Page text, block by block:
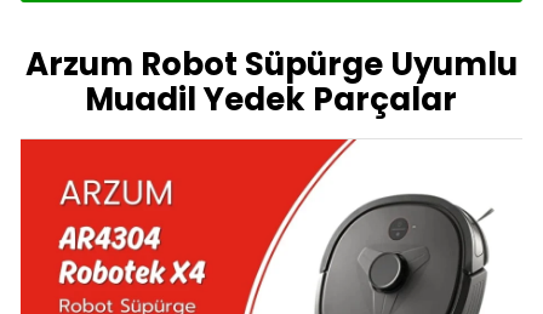
Arzum Robot Süpürge Uyumlu
Muadil Yedek Parçalar